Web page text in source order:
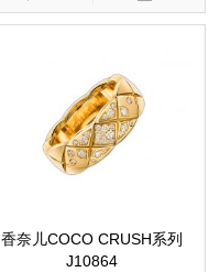
香奈儿COCO CRUSH系列
J10864